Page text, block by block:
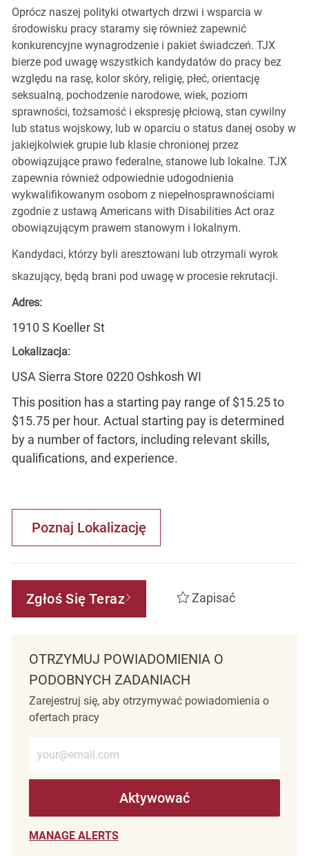
Oprócz naszej polityki otwartych drzwi i wsparcia w
środowisku pracy staramy się również zapewnić
konkurencyjne wynagrodzenie i pakiet świadczeń. TJX
bierze pod uwagę wszystkich kandydatów do pracy bez
względu na rasę, kolor skóry, religię, płeć, orientację
seksualną, pochodzenie narodowe, wiek, poziom
sprawności, tożsamość i ekspresję płciową, stan cywilny
lub status wojskowy, lub w oparciu o status danej osoby w
jakiejkolwiek grupie lub klasie chronionej przez
obowiązujące prawo federalne, stanowe lub lokalne. TJX
zapewnia również odpowiednie udogodnienia
wykwalifikowanym osobom z niepełnosprawnościami
zgodnie z ustawą Americans with Disabilities Act oraz
obowiązującym prawem stanowym i lokalnym.
Kandydaci, którzy byli aresztowani lub otrzymali wyrok
skazujący, będą brani pod uwagę w procesie rekrutacji.
Adres:
1910 S Koeller St
Lokalizacja:
USA Sierra Store 0220 Oshkosh WI
This position has a starting pay range of $15.25 to
$15.75 per hour. Actual starting pay is determined
by a number of factors, including relevant skills,
qualifications, and experience.
Poznaj Lokalizację
Zgłoś Się Teraz Zapisać
OTRZYMUJ POWIADOMIENIA O
PODOBNYCH ZADANIACH
Zarejestruj się, aby otrzymywać powiadomienia o
ofertach pracy
Aktywować
MANAGE ALERTS